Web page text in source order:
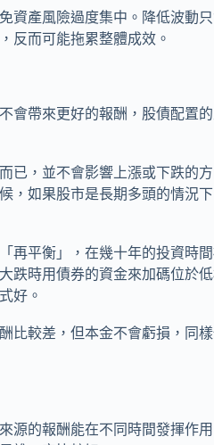
資產風險過度集中。降低波動
反而可能拖累整體成效。
會帶來更好的報酬，股債配置
已，並不會影響上漲或下跌的
，如果股市是長期多頭的情況
再平衡」，在幾十年的投資時
跌時用債券的資金來加碼位於
好。
比較差，但本金不會虧損，同
的報酬能在不同時間發揮作